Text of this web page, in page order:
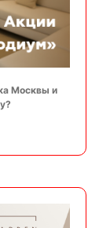
Москвы и